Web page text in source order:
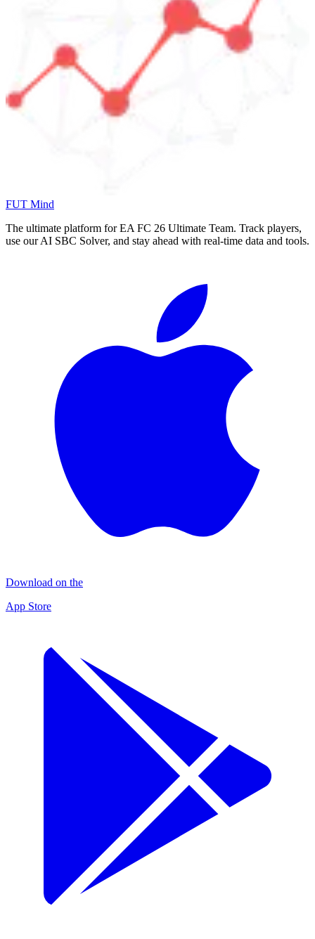
FUT Mind
The ultimate platform for EA FC 26 Ultimate Team. Track players,
use our AI SBC Solver, and stay ahead with real-time data and tools.
Download on the
App Store